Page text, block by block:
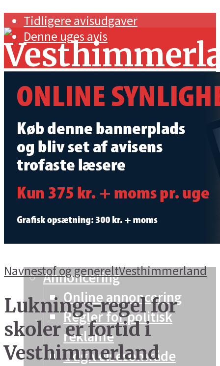
Tidligere avisudgaver
Denne uges avis
Forside
Navnestof og generelt
Kunst og kultur
Sport
Annoncering
Online annoncering
Regler for politisk
reklame
Udgivelsesområde
Navnestof og genereltVesthimmerland
Luknings-regel for
skoler er fortid i
Vesthimmerland